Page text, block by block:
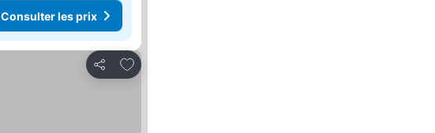
Consulter les prix
Partager
Ajouter à mes favoris